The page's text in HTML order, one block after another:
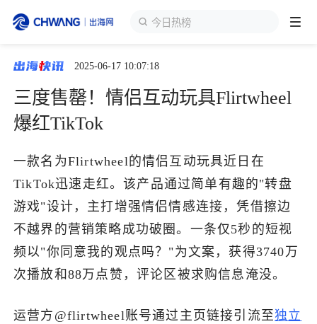
今日热榜
跨境展会
出海服务
出海资讯
跨境报告
出海导航
2025-06-17 10:07:18
​​三度售罄！情侣互动玩具Flirtwheel
爆红TikTok
一款名为Flirtwheel的情侣互动玩具近日在
TikTok迅速走红。该产品通过简单有趣的"转盘
游戏"设计，主打增强情侣情感连接，凭借擦边
不越界的营销策略成功破圈。一条仅5秒的短视
频以"你同意我的观点吗？"为文案，获得3740万
次播放和88万点赞，评论区被求购信息淹没。
运营方@flirtwheel账号通过主页链接引流至独立